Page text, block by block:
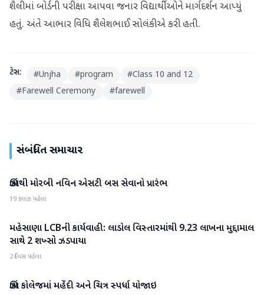
શૈલીમાં બોર્ડની પરીક્ષા આપવા જનાર વિદ્યાર્થીઓને માર્ગદર્શન આપ્યું
હતું. અંતે આભાર વિધિ શૈલેશભાઈ સોલંકીએ કરી હતી.
ટેગ્સ: #Unjha #program #Class 10 and 12
#Farewell Ceremony #farewell
સંબંધિત સમાચાર
મહેસાણા
ઊંઝાથી મોરબી નવિન એસટી બસ સેવાનો પ્રારંભ
19 કલાક પહેલા
મહેસાણા
મહેસાણા LCBની કાર્યવાહી: લાડોલ વિસ્તારમાંથી 9.23 લાખના મુદ્દામાલ
સાથે 2 શખ્સો ઝડપાયા
2 દિવસ પહેલા
મહેસાણા
ઊંઝા કોલેજમાં મહેંદી અને ચિત્ર સ્પર્ધા યોજાઇ